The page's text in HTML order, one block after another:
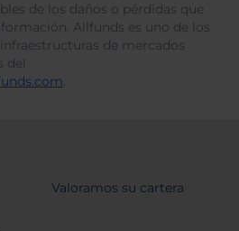
de los daños o pérdidas que
Allfunds es uno de los
de mercados
.
Valoramos su cartera